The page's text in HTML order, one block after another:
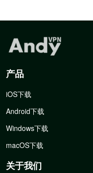
产品
iOS下载
Android下载
Windows下载
macOS下载
关于我们